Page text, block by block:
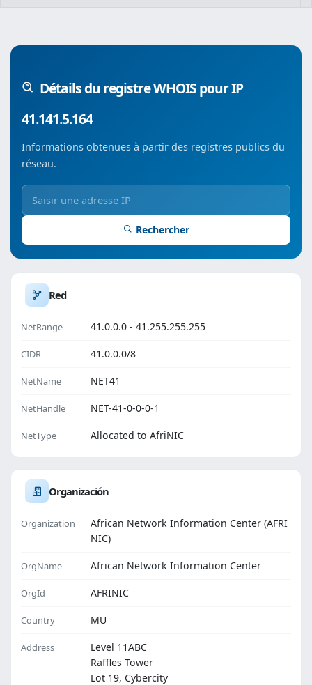
Détails du registre WHOIS pour IP
41.141.5.164
Informations obtenues à partir des registres publics du
réseau.
Rechercher
Red
NetRange 41.0.0.0 - 41.255.255.255
CIDR 41.0.0.0/8
NetName NET41
NetHandle NET-41-0-0-0-1
NetType Allocated to AfriNIC
Organización
Organization
African Network Information Center (AFRI
NIC)
OrgName African Network Information Center
OrgId AFRINIC
Country MU
Address
Level 11ABC
Raffles Tower
Lot 19, Cybercity